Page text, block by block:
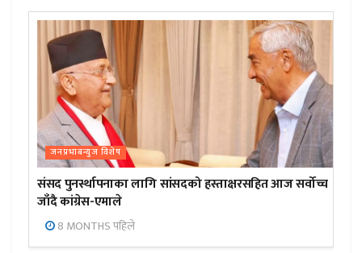
जनप्रभाबन्युज विशेष
संसद पुनर्स्थापनाका लागि सांसदको हस्ताक्षरसहित आज सर्वोच्च
जाँदै कांग्रेस-एमाले
8 MONTHS पहिले